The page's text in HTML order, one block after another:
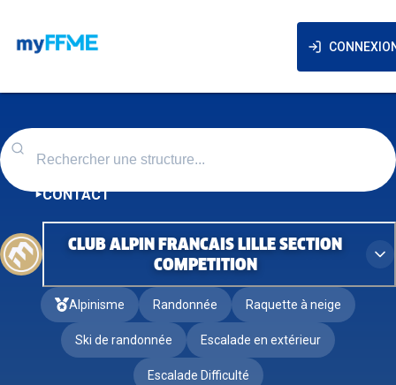
CONTACT
CLUB ALPIN FRANCAIS LILLE SECTION
COMPETITION
Alpinisme Randonnée Raquette à neige
Ski de randonnée Escalade en extérieur
Escalade Difficulté